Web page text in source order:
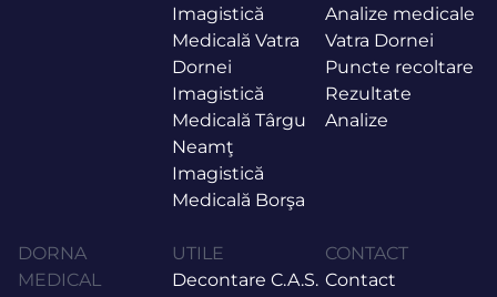
Imagistică
Medicală Vatra
Dornei
Imagistică
Medicală Târgu
Neamţ
Imagistică
Medicală Borşa
Analize medicale
Vatra Dornei
Puncte recoltare
Rezultate
Analize
DORNA
MEDICAL
UTILE
Decontare C.A.S.
CONTACT
Contact